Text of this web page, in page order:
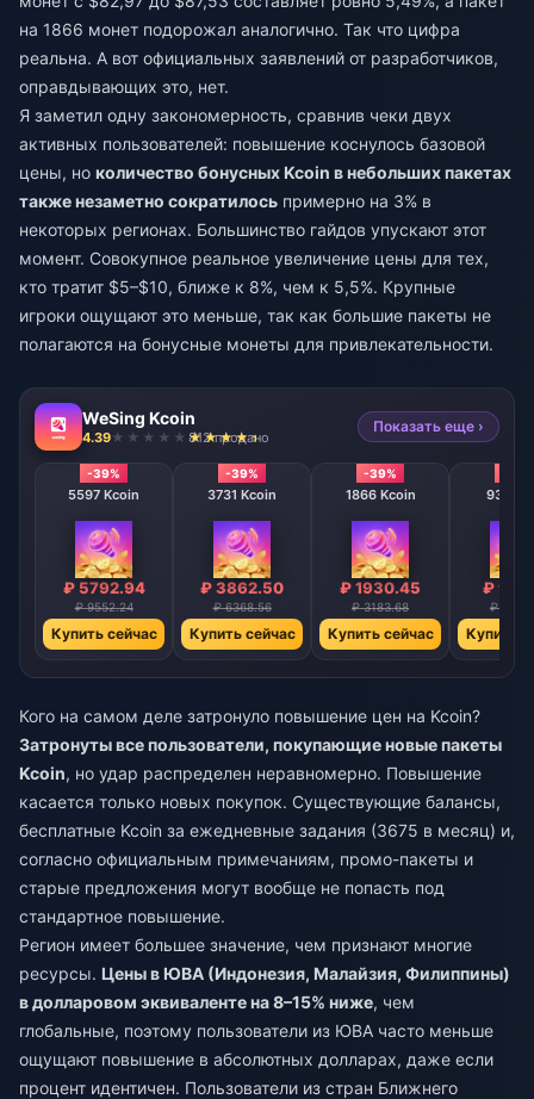
на 1866 монет подорожал аналогично. Так что цифра
реальна. А вот официальных заявлений от разработчиков,
оправдывающих это, нет.
Я заметил одну закономерность, сравнив чеки двух
активных пользователей: повышение коснулось базовой
цены, но количество бонусных Kcoin в небольших пакетах
также незаметно сократилось примерно на 3% в
некоторых регионах. Большинство гайдов упускают этот
момент. Совокупное реальное увеличение цены для тех,
кто тратит $5–$10, ближе к 8%, чем к 5,5%. Крупные
игроки ощущают это меньше, так как большие пакеты не
полагаются на бонусные монеты для привлекательности.
WeSing Kcoin
4.39 812 продано
Показать еще ›
-39%
5597 Kcoin
₽ 5792.94
₽ 9552.24
Купить сейчас
-39%
3731 Kcoin
₽ 3862.50
₽ 6368.56
Купить сейчас
-39%
1866 Kcoin
₽ 1930.45
₽ 3183.68
Купить сейчас
933
₽
₽
Купить
Кого на самом деле затронуло повышение цен на Kcoin?
Затронуты все пользователи, покупающие новые пакеты
Kcoin, но удар распределен неравномерно. Повышение
касается только новых покупок. Существующие балансы,
бесплатные Kcoin за ежедневные задания (3675 в месяц) и,
согласно официальным примечаниям, промо-пакеты и
старые предложения могут вообще не попасть под
стандартное повышение.
Регион имеет большее значение, чем признают многие
ресурсы. Цены в ЮВА (Индонезия, Малайзия, Филиппины)
в долларовом эквиваленте на 8–15% ниже, чем
глобальные, поэтому пользователи из ЮВА часто меньше
ощущают повышение в абсолютных долларах, даже если
процент идентичен. Пользователи из стран Ближнего